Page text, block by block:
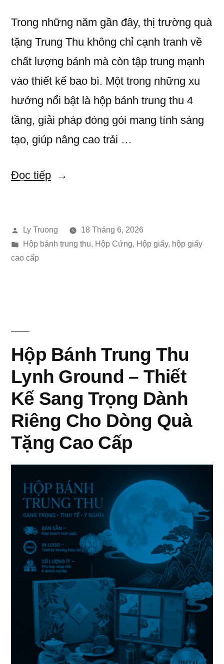
Trong những năm gần đây, thị trường quà
tặng Trung Thu không chỉ cạnh tranh về
chất lượng bánh mà còn tập trung mạnh
vào thiết kế bao bì. Một trong những xu
hướng nổi bật là hộp bánh trung thu 4
tầng, giải pháp đóng gói mang tính sáng
tạo, giúp nâng cao trải …
Đọc tiếp“Hộp
Thu
Sáng
Tạo
Tầm
Trải
Nghiệm
Quà
Tặng
Trung
Thu”
Đăng
bởi
Ly Truong
18 Tháng 6, 2026
Đăng
trong
Hộp bánh trung thu, Hộp Cứng, Hộp giấy, hộp giấy
cao cấp
Hộp Bánh Trung Thu
Lynh Ground – Thiết
Kế Sang Trọng Dành
Riêng Cho Dòng Quà
Tặng Cao Cấp